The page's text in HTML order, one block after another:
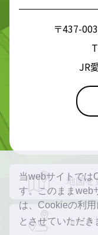
当webサイトでは
す。このままweb
は、Cookieの利
とさせていただき
〒437-
JR
地図を
ルート